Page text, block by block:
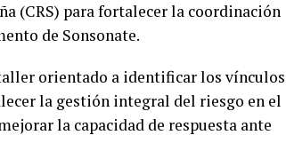
(CRS) para fortalecer la coordinación
de Sonsonate.
orientado a identificar los vínculos
la gestión integral del riesgo en el
la capacidad de respuesta ante